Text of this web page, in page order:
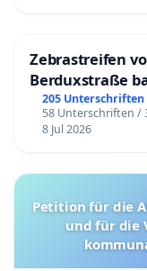
Zebrastreifen
Berduxstraße
205 Unterschriften
58 Unterschriften /
8 Jul 2026
Petition für die Abschaffung der Tötungsstationen
und für die